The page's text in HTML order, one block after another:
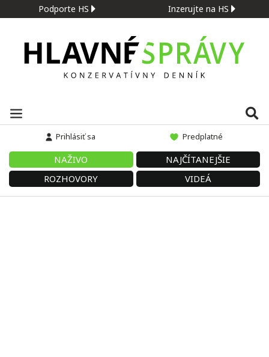
Podporte HS Inzerujte na HS
Prihlásiť sa Predplatné
NAŽIVO
NAJČÍTANEJŠIE
ROZHOVORY
VIDEÁ